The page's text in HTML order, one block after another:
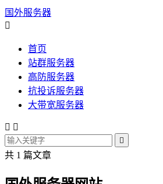
国外服务器

首页
站群服务器
高防服务器
抗投诉服务器
大带宽服务器
 

共 1 篇文章